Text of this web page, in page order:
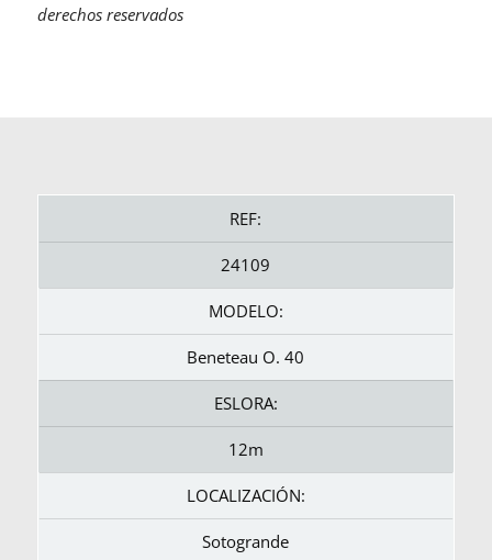
derechos reservados
REF:
24109
MODELO:
Beneteau O. 40
ESLORA:
12m
LOCALIZACIÓN:
Sotogrande